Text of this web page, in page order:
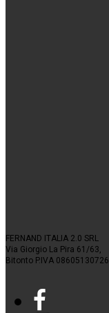
FERNAND ITALIA 2.0 SRL
Via Giorgio La Pira 61/63,
Bitonto P.IVA 08605130726